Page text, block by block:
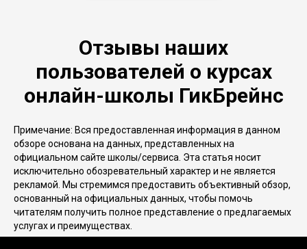
Отзывы наших
пользователей о курсах
онлайн-школы ГикБрейнс
Примечание: Вся предоставленная информация в данном
обзоре основана на данных, представленных на
официальном сайте школы/сервиса. Эта статья носит
исключительно обозревательный характер и не является
рекламой. Мы стремимся предоставить объективный обзор,
основанный на официальных данных, чтобы помочь
читателям получить полное представление о предлагаемых
услугах и преимуществах.